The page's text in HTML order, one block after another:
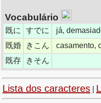
Vocabulário
既に すでに
já,
既婚
きこん
casamento,
既存
きそん
Lista dos caracteres